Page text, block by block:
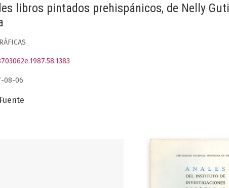
libros pintados prehispánicos, de Nelly
08-06